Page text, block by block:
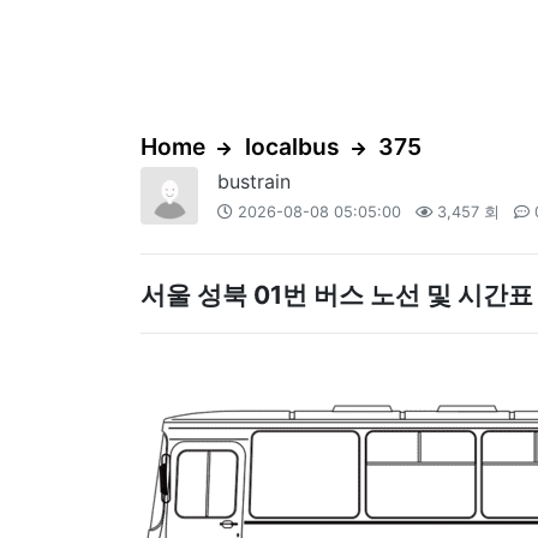
Home localbus 375
bustrain
2026-08-08 05:05:00 3,457 회
서울 성북 01번 버스 노선 및 시간표